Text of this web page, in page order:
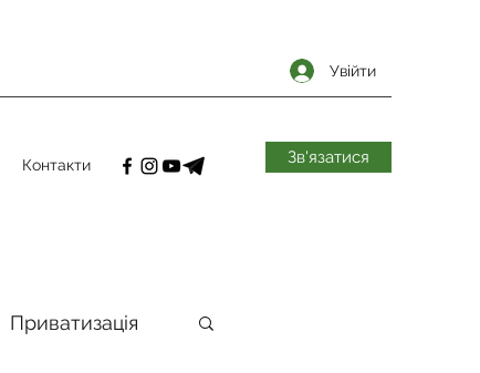
Увійти
Контакти Зв'язатися
Приватизація